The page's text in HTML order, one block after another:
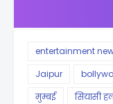
entertainment
Jaipur
मुम्बई
सियासी